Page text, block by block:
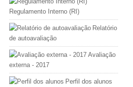
Regulamento Interno (RI)
Relatório
de autoavaliação
Avaliação
externa - 2017
Perfil dos alunos